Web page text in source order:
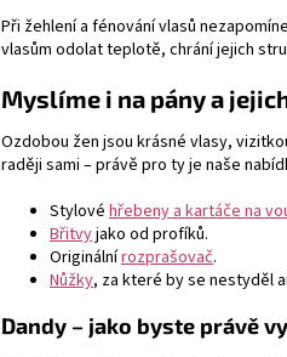
Při žehlení a fénování vlasů
vlasům odolat teplotě, chrání jejich
Myslíme i na pány a
Ozdobou žen jsou krásné vlasy,
raději sami – právě pro ty je naše
Stylové hřebeny a kartáče na
Břitvyjako od profíků.
Originálnírozprašovač.
Nůžky, za které by se nestyděl
Dandy – jako byste právě